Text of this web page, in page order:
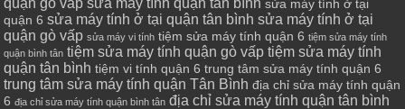
quận gò vấp sửa máy tính quận tân bình sửa máy tính ở tại
quận 6 sửa máy tính ở tại quận tân bình sửa máy tính ở tại
quận gò vấp sửa máy vi tính tiệm sửa máy tính quận 6 tiệm sửa máy tính
quận bình tân tiệm sửa máy tính quận gò vấp tiệm sửa máy tính
quận tân bình tiệm vi tính quận 6 trung tâm sửa máy tính quận 6
trung tâm sửa máy tính quận Tân Bình địa chỉ sửa máy tính quận
6 địa chỉ sửa máy tính quận bình tân địa chỉ sửa máy tính quận tân bình